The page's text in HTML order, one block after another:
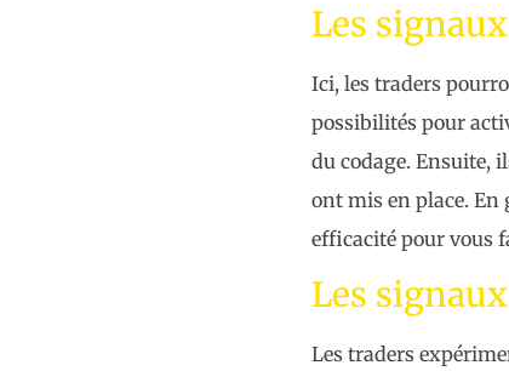
Les
Ici, les traders
possibilités pour
du codage. Ensuite,
ont mis en place.
efficacité pour vous
Les
Les traders